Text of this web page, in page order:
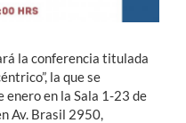
la conferencia titulada
la que se
en la Sala 1-23 de
Av. Brasil 2950,